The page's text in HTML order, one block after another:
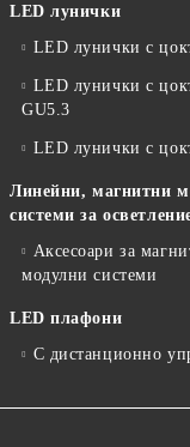
LED лунички
LED лунички с
LED лунички с
GU5.3
LED лунички с
Линейни, магнитни
системи за
Аксесоари за
модулни системи
LED плафони
С дистанционно